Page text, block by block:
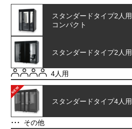
スタンダードタイプ2人用
コンパクト
スタンダードタイプ2人用
4人用
スタンダードタイプ4人用
その他